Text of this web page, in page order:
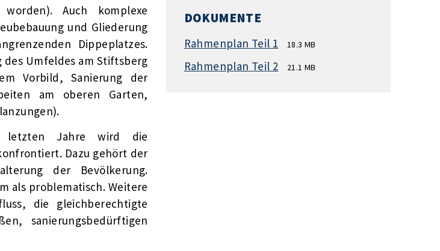
Auch komplexe
und Gliederung
Dippeplatzes.
des Umfeldes am Stiftsberg
Vorbild, Sanierung der
am oberen Garten,
letzten Jahre wird die
Dazu gehört der
der Bevölkerung.
als problematisch. Weitere
die gleichberechtigte
sanierungsbedürftigen
DOKUMENTE
Rahmenplan Teil 1 18.3 MB
Rahmenplan Teil 2 21.1 MB